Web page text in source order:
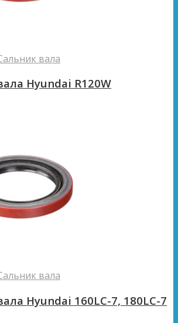
вала
Hyundai R120W
вала
Hyundai 160LC-7, 180LC-7